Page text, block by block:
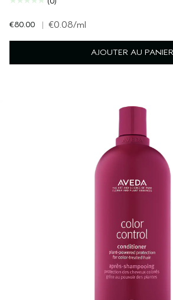
€80.00 | €0.08/ml
AJOUTER AU PANIER